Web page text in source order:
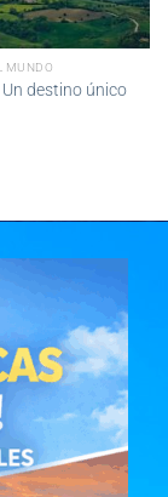
MUNDO
destino único